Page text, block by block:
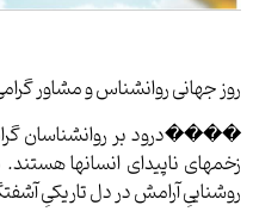
روز جهانی روانشناس و مشاور
����درود بر روانشناسان
زخمهای ناپیدای انسانها
روشناییِ آرامش در دل تاریکیِ